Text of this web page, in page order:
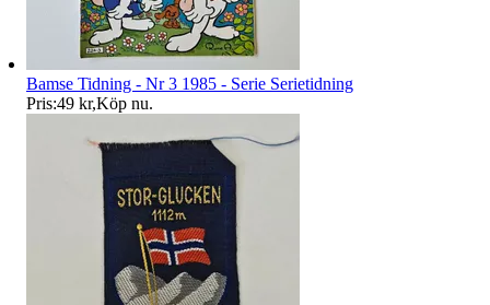
Bamse Tidning - Nr 3 1985 - Serie Serietidning
Pris:49 kr,Köp nu.